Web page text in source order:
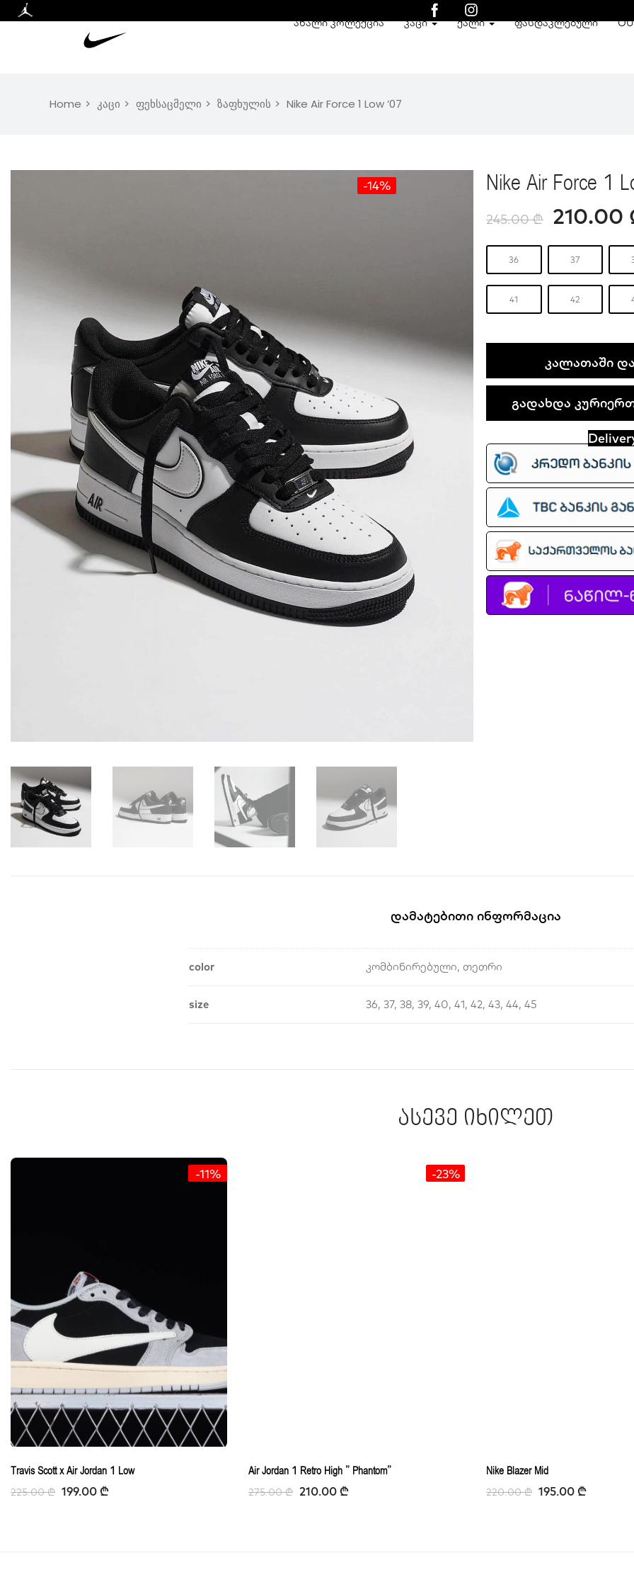
ᲐᲮᲐᲚᲘ ᲙᲝᲚᲔᲥᲪᲘᲐ ᲙᲐᲪᲘ ᲥᲐᲚᲘ ᲤᲐᲡᲓᲐᲙᲚᲔᲑᲣᲚᲘ
Home კაცი ფეხსაცმელი ზაფხულის Nike Air Force 1 Low ’07
-14% Nike Air Force 1
245.00₾ 210.00
36 37
41 42
Force
Low
'07
quantity
ᲙᲐᲚᲐᲗᲐᲨᲘ
გადახდა
Დამატებითი Ინფორმაცია
color კომბინირებული, თეთრი
size 36, 37, 38, 39, 40, 41, 42, 43, 44, 45
ასევე იხილეთ
-11%
Travis Scott x Air Jordan 1 Low
225.00₾ 199.00 ₾
-23%
Air Jordan 1 Retro High ” Phantom”
275.00₾ 210.00 ₾
Nike Blazer Mid
220.00₾ 195.00 ₾